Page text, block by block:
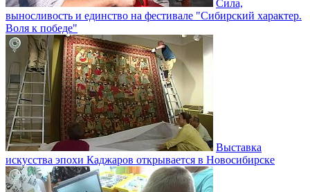
Сила,
выносливость и единство на фестивале "Сибирский характер.
Воля к победе"
Выставка
искусства эпохи Каджаров открывается в Новосибирске